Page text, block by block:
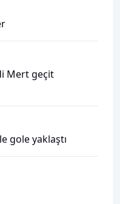
Mert geçit
gole yaklaştı